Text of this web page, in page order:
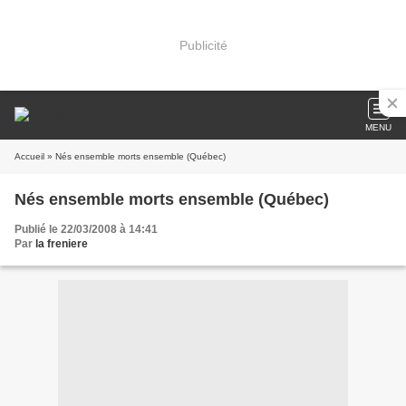
Publicité
MENU
Accueil » Nés ensemble morts ensemble (Québec)
Nés ensemble morts ensemble (Québec)
Publié le 22/03/2008 à 14:41
Par la freniere